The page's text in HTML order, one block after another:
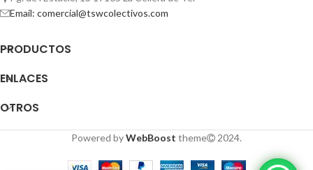
Email: comercial@tswcolectivos.com
PRODUCTOS
ENLACES
OTROS
Powered byWebBoost theme 2024.